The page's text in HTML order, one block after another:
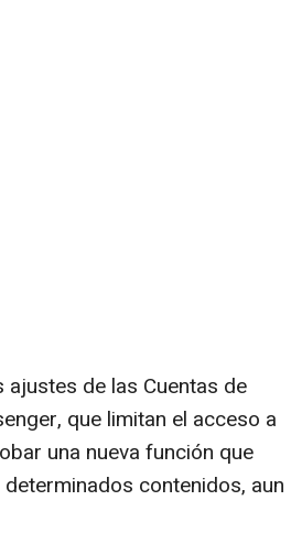
de las Cuentas de
que limitan el acceso a
una nueva función que
contenidos, aun